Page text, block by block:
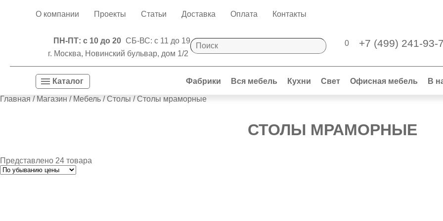
О компании Проекты Статьи Доставка Оплата Контакты
ПН-ПТ: с 10 до 20 СБ-ВС: с 11 до 19
г. Москва, Новинский бульвар, дом 1/2
0 +7 (499) 241-93-
Фабрики Вся мебель Кухни Свет Офисная мебель В
Каталог
Главная / Магазин / Мебель /Столы / Столы мраморные
СТОЛЫ МРАМОРНЫЕ
Представлено 24 товара